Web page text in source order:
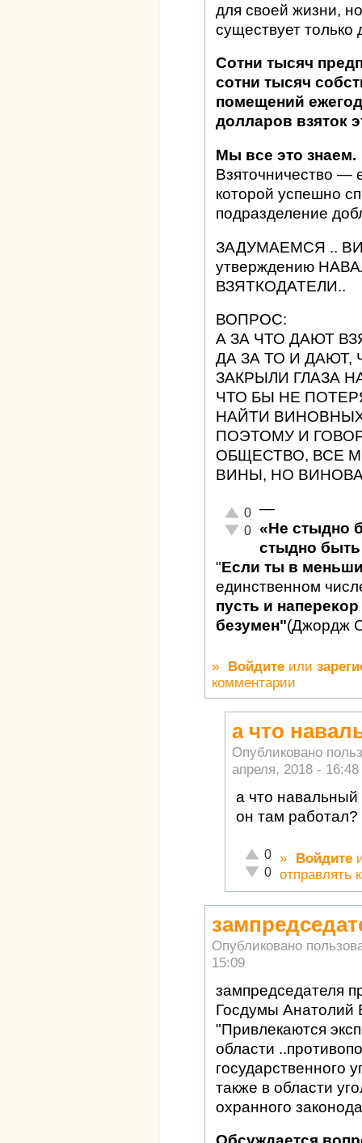
для своей жизни,
существует только
Сотни тысяч
сотни тысяч
помещений
долларов взяток
Мы все это знаем.
Взяточничество —
которой успешно
подразделение
ЗАДУМАЕМСЯ ..
утверждению
ВЗЯТКОДАТЕЛИ..
ВОПРОС:
А ЗА ЧТО ДАЮТ
ДА ЗА ТО И
ЗАКРЫЛИ ГЛАЗА
ЧТО БЫ НЕ
НАЙТИ
ПОЭТОМУ И
ОБЩЕСТВО, ВСЕ
ВИНЫ, НО
Отлично!
0
Неадекватно!
0
—
«Не стыдно
стыдно быть
"Если ты в
единственном
пусть и
безумен"(Джордж
» Войдите или
комментарии
а что
Опубликовано
апреля, 2018 - 16:48
а что
он там работал?
Отлично!
0
Неадекватно!
0
» Войдите
отправлять
Опубликовано
15:09
зампредседателя
Госдумы
"Привлекаются
области
государственного
также в области
охранного